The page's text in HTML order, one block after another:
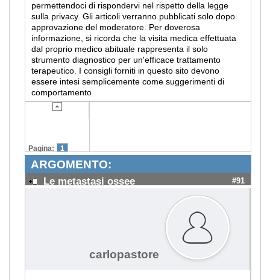
permettendoci di rispondervi nel rispetto della legge
sulla privacy. Gli articoli verranno pubblicati solo dopo
approvazione del moderatore. Per doverosa
informazione, si ricorda che la visita medica effettuata
dal proprio medico abituale rappresenta il solo
strumento diagnostico per un'efficace trattamento
terapeutico. I consigli forniti in questo sito devono
essere intesi semplicemente come suggerimenti di
comportamento
Pagina: 1
ARGOMENTO:
Le metastasi ossee #91
carlopastore